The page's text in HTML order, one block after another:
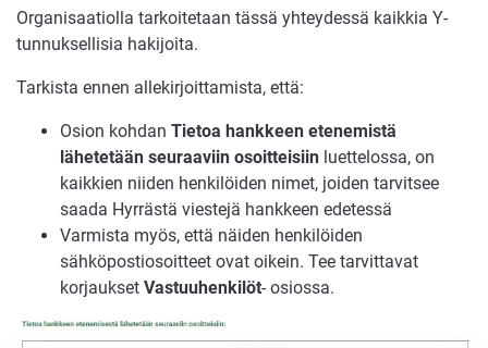
Organisaatiolla tarkoitetaan tässä yhteydessä kaikkia Y-
tunnuksellisia hakijoita.
Tarkista ennen allekirjoittamista, että:
Osion kohdan Tietoa hankkeen etenemistä
lähetetään seuraaviin osoitteisiin luettelossa, on
kaikkien niiden henkilöiden nimet, joiden tarvitsee
saada Hyrrästä viestejä hankkeen edetessä
Varmista myös, että näiden henkilöiden
sähköpostiosoitteet ovat oikein. Tee tarvittavat
korjaukset Vastuuhenkilöt- osiossa.